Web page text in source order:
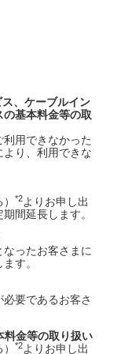
、ケーブルイン
基本料金等の取
用できなかった
り、利用できな
*2よりお申し出
間延長します。
ったお客さまに
す。
要であるお客さ
金等の取り扱い
*2よりお申し出